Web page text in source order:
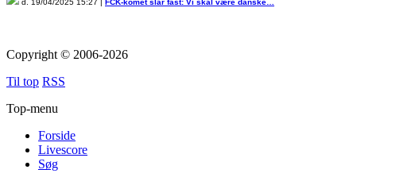
d. 19/04/2025 15:27 | FCK-komet slår fast: Vi skal være danske…
Copyright © 2006-2026
Til top RSS
Top-menu
Forside
Livescore
Søg